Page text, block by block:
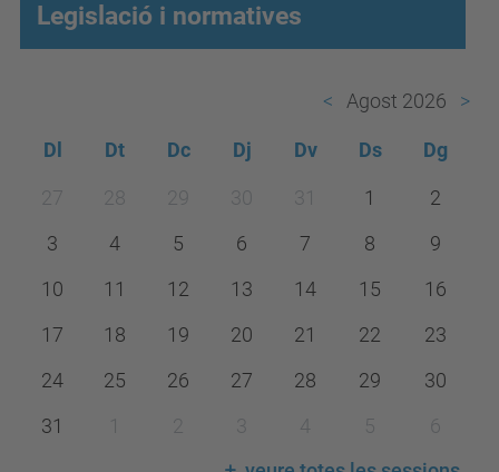
Legislació i normatives
Agost 2026
Dl Dt Dc Dj Dv Ds Dg
27 28 29 30 31 1
2
3
4 5 6 7 8
9
10
11 12 13 14 15
16
17
18 19 20 21 22
23
24
25 26 27 28 29
30
31
1 2 3 4 5
6